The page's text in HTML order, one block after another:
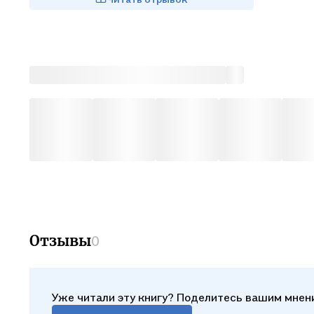
Отзывы0
Уже читали эту книгу? Поделитесь вашим